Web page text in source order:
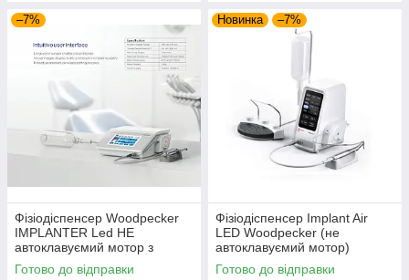
–7%
Фізіодіспенсер Woodpecker
IMPLANTER Led НЕ
автоклавуємий мотор з
підсвічуванням.
Готово до відправки
Новинка –7%
Фізіодіспенсер Implant Air
LED Woodpecker (не
автоклавуємий мотор)
Готово до відправки